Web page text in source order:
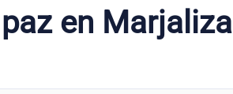
en Marjaliza